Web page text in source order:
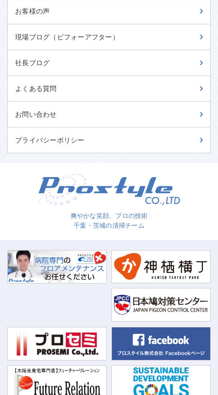
お客様の声
現場ブログ（ビフォーアフター）
社長ブログ
よくある質問
お問い合わせ
プライバシーポリシー
爽やかな笑顔、プロの技術
千葉・茨城の清掃チーム